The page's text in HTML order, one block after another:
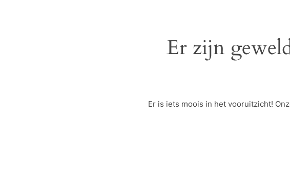
Er zijn
Er is iets moois in het vooruitzicht!